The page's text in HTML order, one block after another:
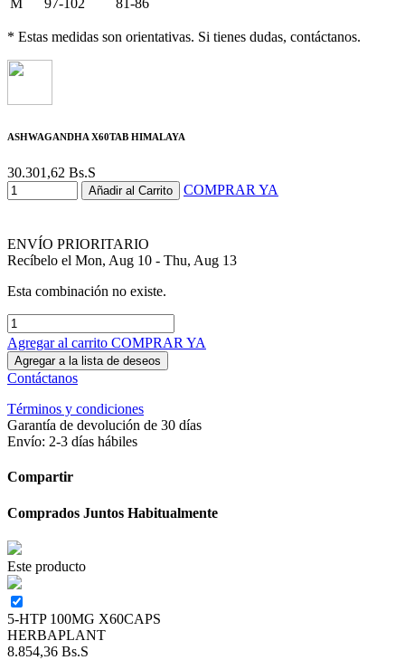
M 97-102 81-86
* Estas medidas son orientativas. Si tienes dudas, contáctanos.
ASHWAGANDHA X60TAB HIMALAYA
30.301,62 Bs.S
Añadir al Carrito COMPRAR YA
ENVÍO PRIORITARIO
Recíbelo el Mon, Aug 10 - Thu, Aug 13
Esta combinación no existe.
Agregar al carrito COMPRAR YA
Agregar a la lista de deseos
Contáctanos
Términos y condiciones
Garantía de devolución de 30 días
Envío: 2-3 días hábiles
Compartir
Comprados Juntos Habitualmente
Este producto
5-HTP 100MG X60CAPS
HERBAPLANT
8.854,36 Bs.S